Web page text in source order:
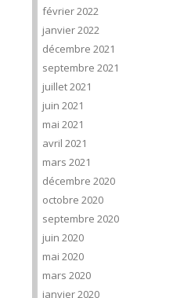
février 2022
janvier 2022
décembre 2021
septembre 2021
juillet 2021
juin 2021
mai 2021
avril 2021
mars 2021
décembre 2020
octobre 2020
septembre 2020
juin 2020
mai 2020
mars 2020
janvier 2020